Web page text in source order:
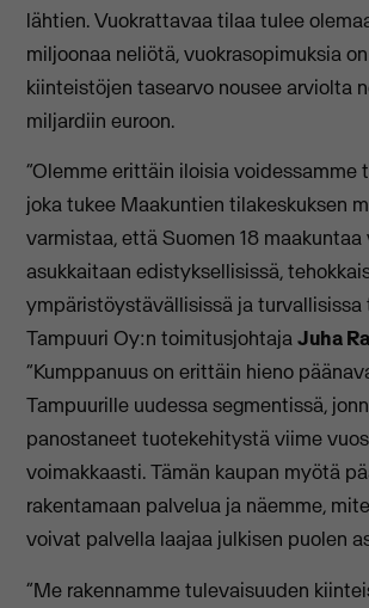
lähtien. Vuokrattavaa tilaa tulee
miljoonaa neliötä, vuokrasopimuksia
kiinteistöjen tasearvo nousee arviolta
miljardiin euroon.
“Olemme erittäin iloisia voidessamme
joka tukee Maakuntien tilakeskuksen
varmistaa, että Suomen 18
asukkaitaan edistyksellisissä,
ympäristöystävällisissä ja turvallisissa
Tampuuri Oy:n toimitusjohtajaJuha
“Kumppanuus on erittäin hieno
Tampuurille uudessa segmentissä,
panostaneet tuotekehitystä viime
voimakkaasti. Tämän kaupan myötä
rakentamaan palvelua ja näemme,
voivat palvella laajaa julkisen puolen
”Me rakennamme tulevaisuuden